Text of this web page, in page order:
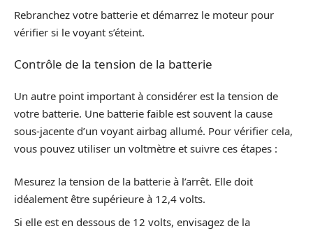
Rebranchez votre batterie et démarrez le moteur pour
vérifier si le voyant s’éteint.
Contrôle de la tension de la batterie
Un autre point important à considérer est la tension de
votre batterie. Une batterie faible est souvent la cause
sous-jacente d’un voyant airbag allumé. Pour vérifier cela,
vous pouvez utiliser un voltmètre et suivre ces étapes :
Mesurez la tension de la batterie à l’arrêt. Elle doit
idéalement être supérieure à 12,4 volts.
Si elle est en dessous de 12 volts, envisagez de la